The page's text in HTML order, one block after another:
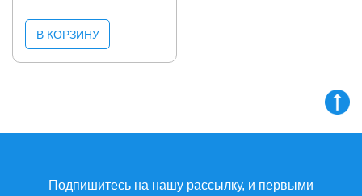
В КОРЗИНУ
Подпишитесь на нашу рассылку, и первыми